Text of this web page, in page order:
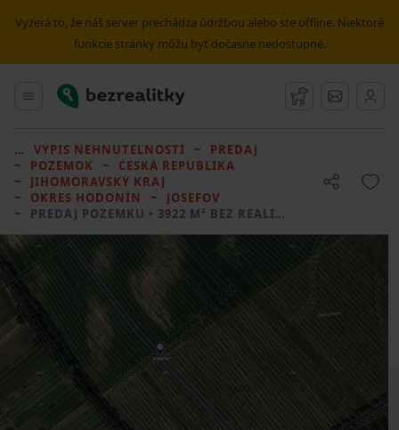
Vyzerá to, že náš server prechádza údržbou alebo ste offline. Niektoré
funkcie stránky môžu byť dočasne nedostupné.
Hlavné menu
Bezrealitky Strážny pes
Správy
VÝPIS NEHNUTEĽNOSTÍ
PREDAJ
POZEMOK
ČESKÁ REPUBLIKA
JIHOMORAVSKÝ KRAJ
OKRES HODONÍN
JOSEFOV
PREDAJ POZEMKU • 3922 M² BEZ REALITKY